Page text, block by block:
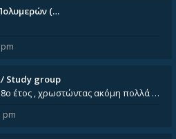
(…
Study group
Έχοντας φτάσει πια 8ο έτος , χρωστώντας ακόμη πολλά και χωρίς καμία όρεξη ούτε να διαβάσω μόνος μου ούτε να παρακολουθήσ
pm